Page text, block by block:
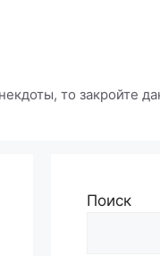
то закройте
Поиск